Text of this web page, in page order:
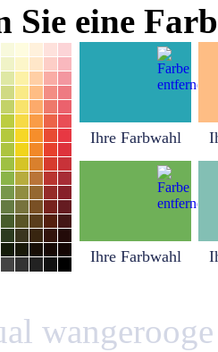
Sie eine
Ihre Farbwahl
Ihre Farbwahl
wangerooge